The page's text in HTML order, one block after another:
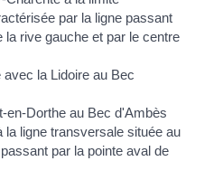
par la ligne passant
la rive gauche et par le centre
la Lidoire au Bec
en-Dorthe au Bec d'Ambès
ligne transversale située au
par la pointe aval de